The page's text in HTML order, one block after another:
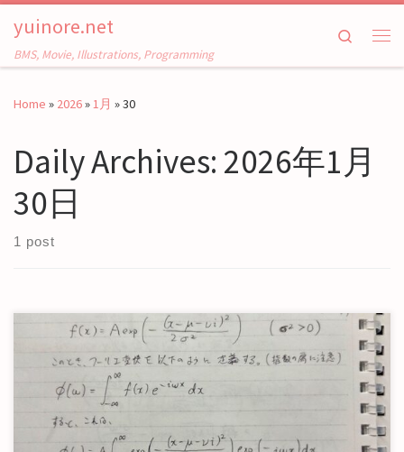
Skip to content
yuinore.net
BMS, Movie, Illustrations, Programming
Search
Home » 2026» 1月 »30
Daily Archives: 2026年1月
30日
1 post
問題提起 ガウス関数のフーリエ変換がガウス関数になると
言った場合、原点対称のガウス関数 $$ f(x […]